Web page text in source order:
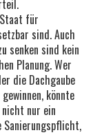
für
sind. Auch
senken sind kein
Planung. Wer
die Dachgaube
könnte
nur ein
Sanierungspflicht,